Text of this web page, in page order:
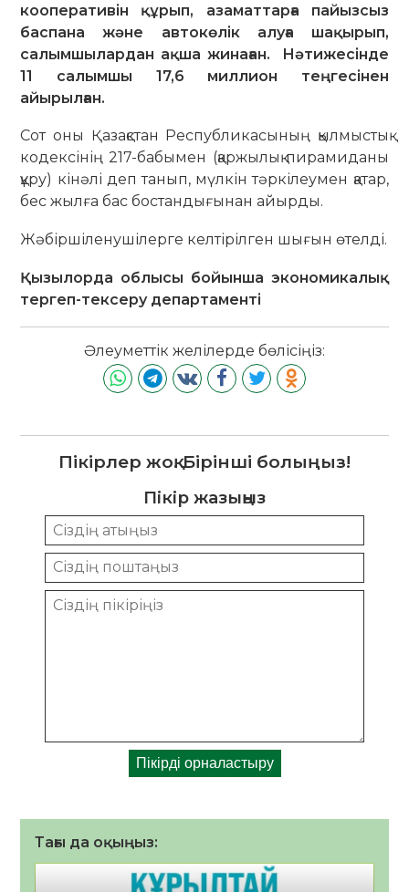
кооперативін құрып, азаматтарға пайызсыз
баспана және автокөлік алуға шақырып,
салымшылардан ақша жинаған. Нәтижесінде
11 салымшы 17,6 миллион теңгесінен
айырылған.
Сот оны Қазақстан Республикасының қылмыстық
кодексінің 217-бабымен (қаржылық пирамиданы
құру) кінәлі деп танып, мүлкін тәркілеумен қатар,
бес жылға бас бостандығынан айырды.
Жәбіршіленушілерге келтірілген шығын өтелді.
Қызылорда облысы бойынша экономикалық
тергеп-тексеру департаменті
Әлеуметтік желілерде бөлісіңіз:
Пікірлер жоқ. Бірінші болыңыз!
Пікір жазыңыз
Тағы да оқыңыз: